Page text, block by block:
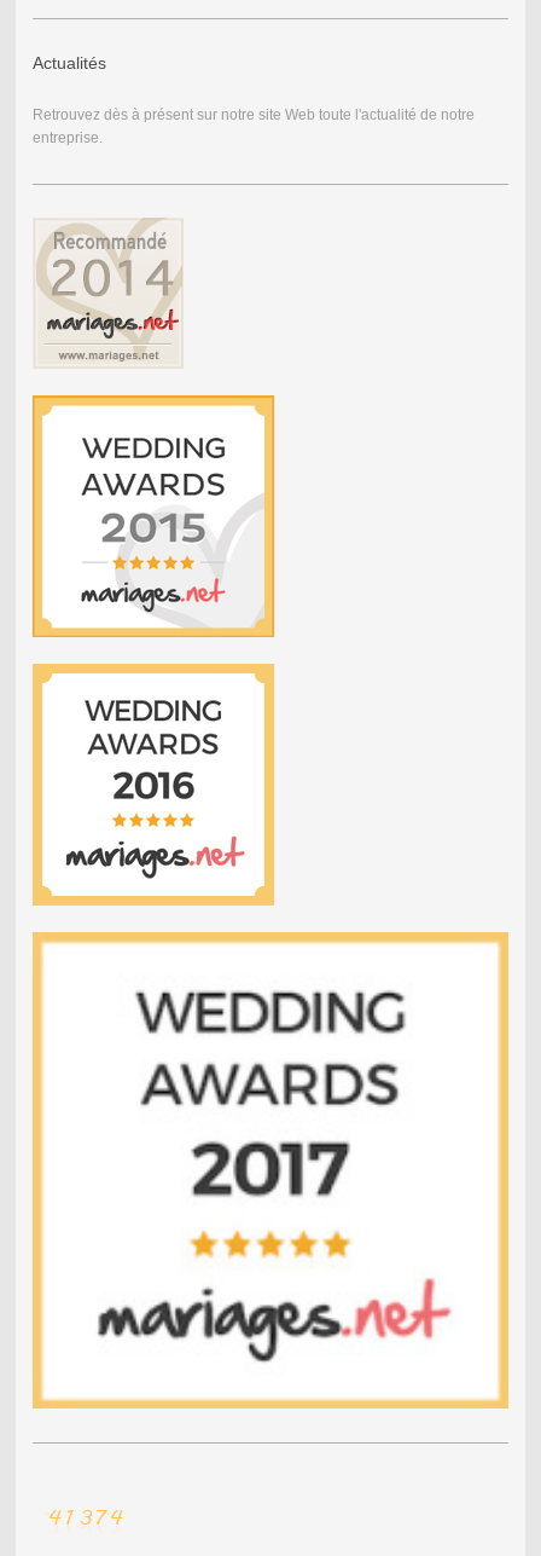
Actualités
Retrouvez dès à présent sur notre site Web toute l'actualité de notre
entreprise.